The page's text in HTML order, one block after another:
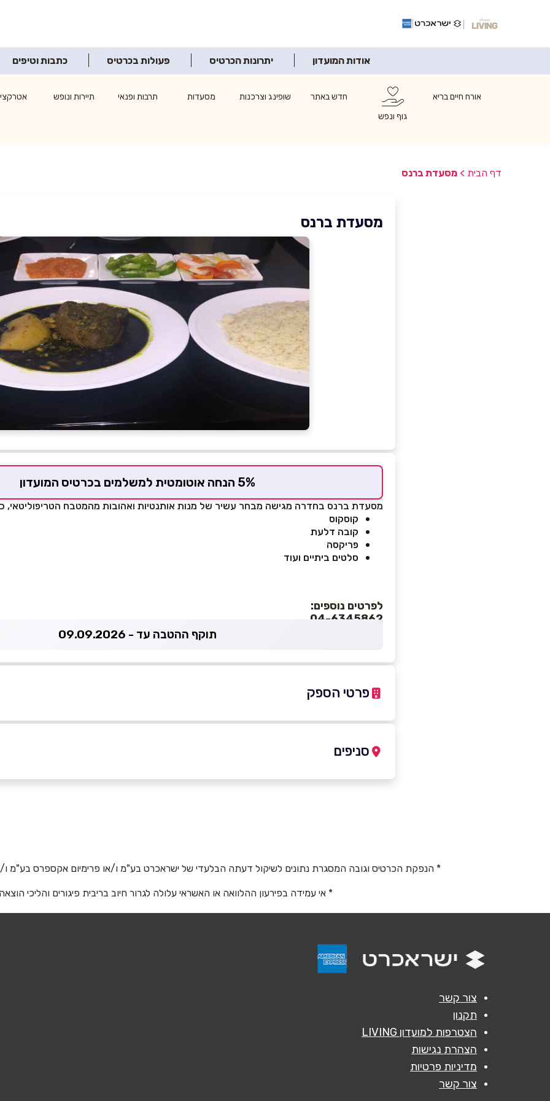
אודות המועדון יתרונות הכרטיס פעולות בכרטיס כתבות וטיפים
אורח חיים בריא
גוף ונפש
חדש באתר שופינג וצרכנות מסעדות תרבות ופנאי תיירות ונופש
דף הבית > מסעדת ברנס
מסעדת ברנס
5% הנחה אוטומטית למשלמים בכרטיס המועדון
מסעדת ברנס בחדרה מגישה מבחר עשיר של מנות אותנטיות ואהובות מהמטבח הטריפוליטאי,
קוסקוס
קובה דלעת
פריקסה
סלטים ביתיים ועוד
לפרטים נוספים:
04-6345862
תוקף ההטבה עד - 09.09.2026
פרטי הספק
נושא*
אנא חזרו אלי בקשר ל...
סניפים
* הנפקת הכרטיס וגובה המסגרת נתונים לשיקול דעתה הבלעדי של ישראכרט בע"מ ו/או פרימיום אקספרס בע"מ
* אי עמידה בפירעון ההלוואה או האשראי עלולה לגרור חיוב בריבית פיגורים והליכי
צור קשר
תקנון
הצטרפות למועדון LIVING
הצהרת נגישות
מדיניות פרטיות
צור קשר